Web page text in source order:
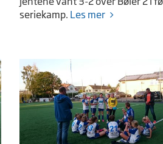
seriekamp. Les mer